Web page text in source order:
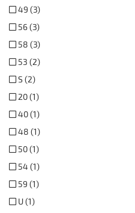
49 (3)
56 (3)
58 (3)
53 (2)
S (2)
20 (1)
40 (1)
48 (1)
50 (1)
54 (1)
59 (1)
U (1)